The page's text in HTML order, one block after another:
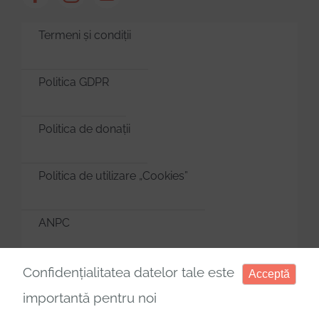
Termeni și condiții
Politica GDPR
Politica de donații
Politica de utilizare „Cookies”
ANPC
Manager de cookies
Confidențialitatea datelor tale este
importantă pentru noi
Acceptă